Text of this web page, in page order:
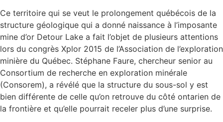
Ce territoire qui se veut le prolongement québécois de la
structure géologique qui a donné naissance à l’imposante
mine d’or Detour Lake a fait l’objet de plusieurs attentions
lors du congrès Xplor 2015 de l’Association de l’exploration
minière du Québec. Stéphane Faure, chercheur senior au
Consortium de recherche en exploration minérale
(Consorem), a révélé que la structure du sous-sol y est
bien différente de celle qu’on retrouve du côté ontarien de
la frontière et qu’elle pourrait receler plus d’une surprise.